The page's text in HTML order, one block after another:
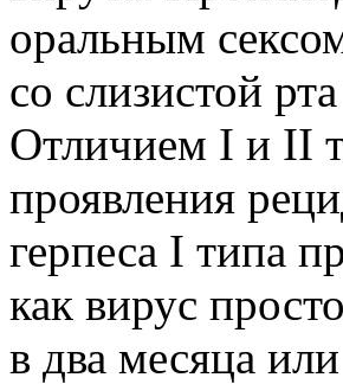
оральным
со слизистой
Отличием I и II
проявления
герпеса I типа
как вирус
в два месяца